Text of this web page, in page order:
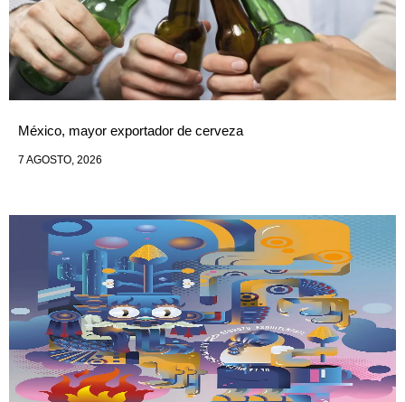
México, mayor exportador de cerveza
7 AGOSTO, 2026